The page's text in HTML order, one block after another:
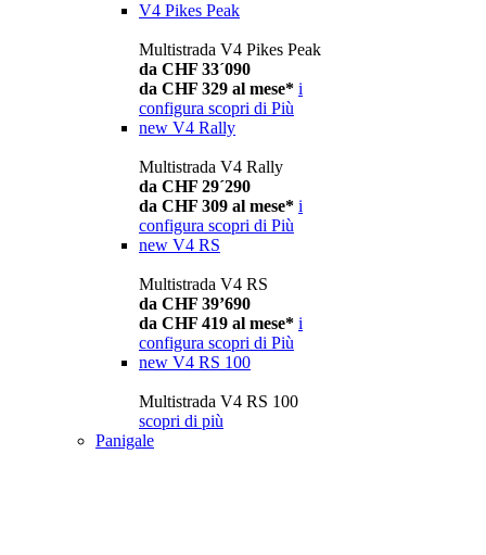
V4 Pikes Peak
Multistrada V4 Pikes Peak
da CHF 33´090
da CHF 329 al mese* i
configura scopri di Più
new V4 Rally
Multistrada V4 Rally
da CHF 29´290
da CHF 309 al mese* i
configura scopri di Più
new V4 RS
Multistrada V4 RS
da CHF 39’690
da CHF 419 al mese* i
configura scopri di Più
new V4 RS 100
Multistrada V4 RS 100
scopri di più
Panigale